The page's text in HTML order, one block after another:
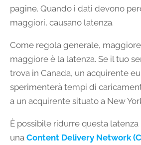
pagine. Quando i dati devono
maggiori, causano latenza.
Come regola generale,
maggiore è la latenza. Se il tuo
trova in Canada, un acquirente
sperimenterà tempi di
a un acquirente situato a New
È possibile ridurre questa
una Content Delivery Network